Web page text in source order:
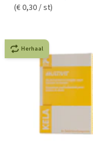
(€ 0,30 / st)
Herhaal